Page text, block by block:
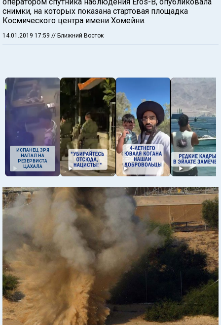
снимки, на которых показана стартовая площадка
Космического центра имени Хомейни.
14.01.2019 17:59 // Ближний Восток
ИСПАНЕЦ ЗРЯ
НАПАЛ НА
РЕЗЕРВИСТА
ЦАХАЛА